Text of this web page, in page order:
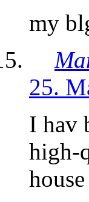
my
25.
I hav
high-